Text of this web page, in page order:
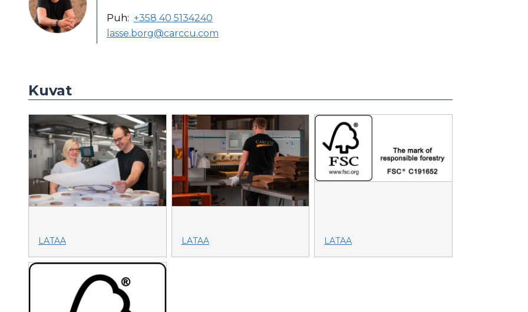
Puh: +358 40 5134240
lasse.borg@carccu.com
Kuvat
LATAA LATAA LATAA